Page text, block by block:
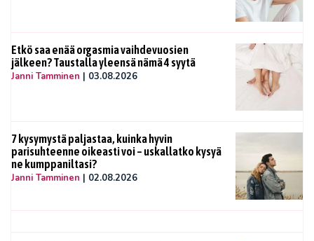
Etkö saa enää orgasmia vaihdevuosien
jälkeen? Taustalla yleensä nämä 4 syytä
Janni Tamminen | 03.08.2026
7 kysymystä paljastaa, kuinka hyvin
parisuhteenne oikeasti voi – uskallatko kysyä
ne kumppaniltasi?
Janni Tamminen | 02.08.2026